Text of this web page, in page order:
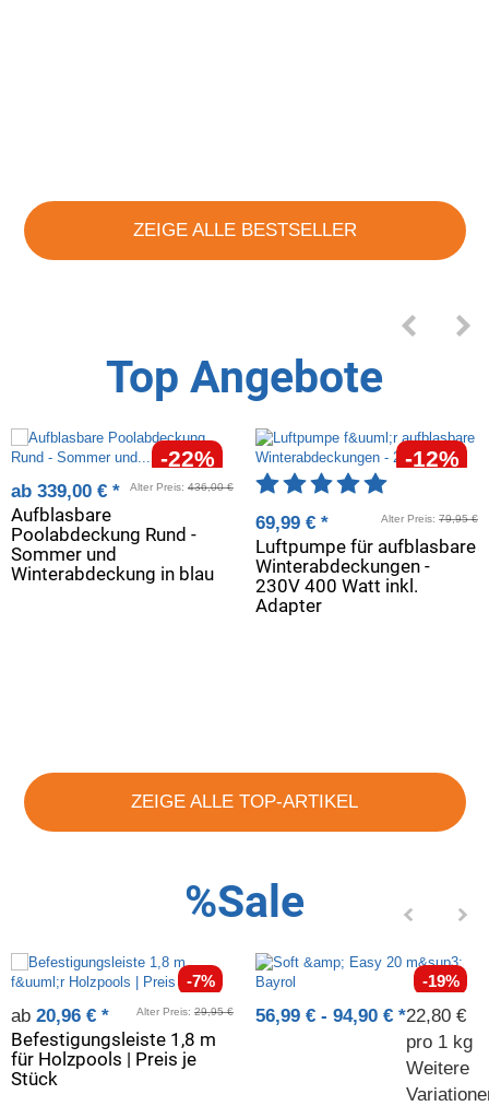
ZEIGE ALLE BESTSELLER
Top Angebote
-22%
Aufblasbare
Poolabdeckung Rund -
Sommer und
Winterabdeckung in blau
ab 339,00 € * Alter Preis: 436,00 €
-12%
Luftpumpe für aufblasbare
Winterabdeckungen -
230V 400 Watt inkl.
Adapter
Artikelbewertung: 5
69,99 € * Alter Preis: 79,95 €
ZEIGE ALLE TOP-ARTIKEL
%Sale
-7%
Befestigungsleiste 1,8 m
für Holzpools | Preis je
Stück
ab 20,96 € * Alter Preis: 29,95 €
-19%
56,99 € - 94,90 € *22,80 €
pro 1 kg
Weitere